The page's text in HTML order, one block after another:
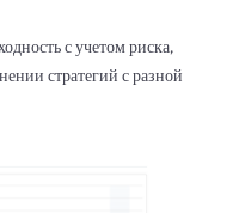
с учетом риска,
стратегий с разной